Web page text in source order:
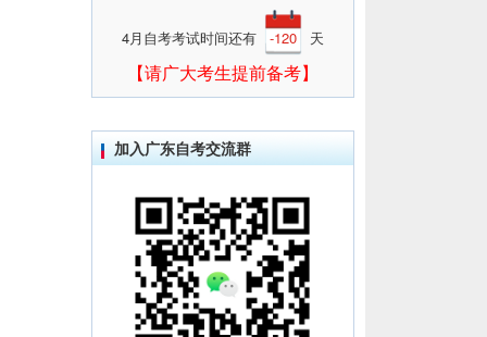
4月自考考试时间还有 -120 天
【请广大考生提前备考】
加入广东自考交流群